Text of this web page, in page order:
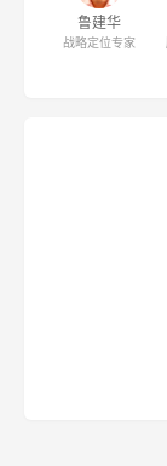
鲁建华
战略定位专家